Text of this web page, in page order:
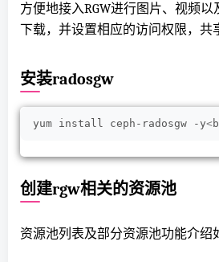
方便地接入RGW进行图片、视频
下载，并设置相应的访问权限，共
安装radosgw
yum install ceph-radosgw -y<
创建rgw相关的资源池
资源池列表及部分资源池功能介绍